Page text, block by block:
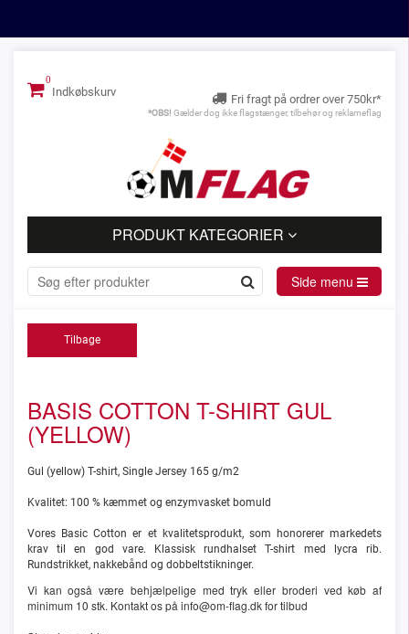
Indkøbskurv
Fri fragt på ordrer over 750kr*
*OBS! Gælder dog ikke flagstænger, tilbehør og reklameflag
PRODUKT KATEGORIER
Side menu
Tilbage
BASIS COTTON T-SHIRT GUL
(YELLOW)
Gul (yellow) T-shirt, Single Jersey 165 g/m2
Kvalitet: 100 % kæmmet og enzymvasket bomuld
Vores Basic Cotton er et kvalitetsprodukt, som honorerer markedets
krav til en god vare. Klassisk rundhalset T-shirt med lycra rib.
Rundstrikket, nakkebånd og dobbeltstikninger.
Vi kan også være behjælpelige med tryk eller broderi ved køb af
minimum 10 stk. Kontakt os på info@om-flag.dk for tilbud